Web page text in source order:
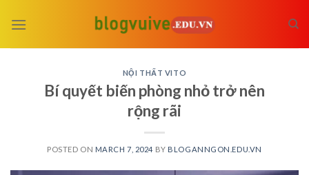
NỘI THẤT VITO
Bí quyết biến phòng nhỏ trở nên
rộng rãi
POSTED ON MARCH 7, 2024 BY BLOGANNGON.EDU.VN